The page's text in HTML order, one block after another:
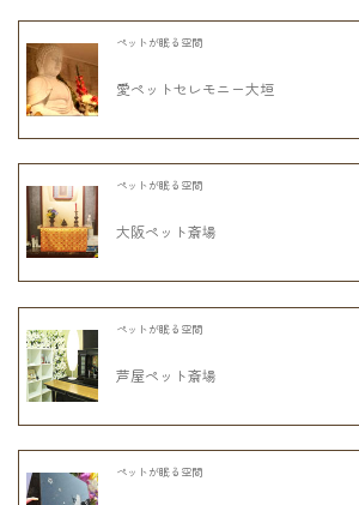
ペットが眠る空間
愛ペットセレモニー大垣
ペットが眠る空間
大阪ペット斎場
ペットが眠る空間
芦屋ペット斎場
ペットが眠る空間